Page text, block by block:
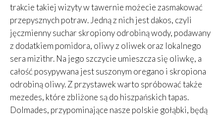
trakcie takiej wizyty w tawernie możecie zasmakować
przepysznych potraw. Jedną z nich jest dakos, czyli
jęczmienny suchar skropiony odrobiną wody, podawany
z dodatkiem pomidora, oliwy z oliwek oraz lokalnego
sera mizithr. Na jego szczycie umieszcza się oliwkę, a
całość posypywana jest suszonym oregano i skropiona
odrobiną oliwy. Z przystawek warto spróbować także
mezedes, które zbliżone są do hiszpańskich tapas.
Dolmades, przypominające nasze polskie gołąbki, będą